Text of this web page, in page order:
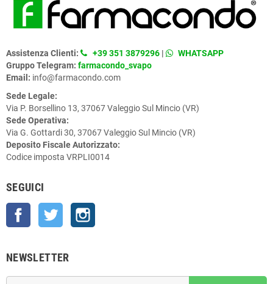
Assistenza Clienti: +39 351 3879296 |
WHATSAPP
Gruppo Telegram: farmacondo_svapo
Email: info@farmacondo.com
Sede Legale:
Via P. Borsellino 13, 37067 Valeggio Sul Mincio (VR)
Sede Operativa:
Via G. Gottardi 30, 37067 Valeggio Sul Mincio (VR)
Deposito Fiscale Autorizzato:
Codice imposta VRPLI0014
SEGUICI
Facebook Twitter
NEWSLETTER